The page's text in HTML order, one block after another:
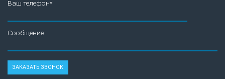
Ваш телефон*
Сообщение